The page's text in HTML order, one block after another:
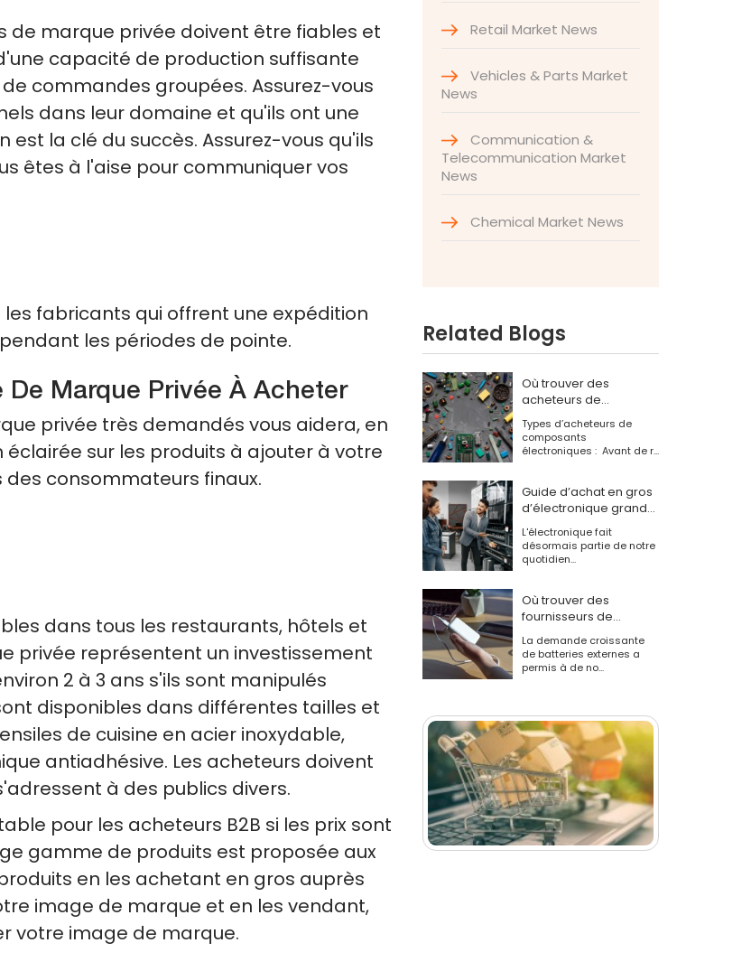
de marque privée doivent être fiables et
capacité de production suffisante
commandes groupées. Assurez-vous
dans leur domaine et qu'ils ont une
la clé du succès. Assurez-vous qu'ils
êtes à l'aise pour communiquer vos
fabricants qui offrent une expédition
les périodes de pointe.
Marque Privée À Acheter
privée très demandés vous aidera, en
sur les produits à ajouter à votre
consommateurs finaux.
dans tous les restaurants, hôtels et
privée représentent un investissement
2 à 3 ans s'ils sont manipulés
disponibles dans différentes tailles et
de cuisine en acier inoxydable,
antiadhésive. Les acheteurs doivent
à des publics divers.
pour les acheteurs B2B si les prix sont
gamme de produits est proposée aux
en les achetant en gros auprès
image de marque et en les vendant,
votre image de marque.
Retail Market News
Vehicles & Parts Market
News
Communication &
Telecommunication Market
News
Chemical Market News
Related Blogs
Où trouver des
acheteurs de
composants
électroniques
Types d’acheteurs de
composants
électroniques : Avant de r...
Guide d’achat en gros
d’électronique grand
public pour les
entreprises
L'électronique fait
désormais partie de notre
quotidien...
Où trouver des
fournisseurs de
banques
d'alimentation OEM et
ODM
La demande croissante
de batteries externes a
permis à de no...